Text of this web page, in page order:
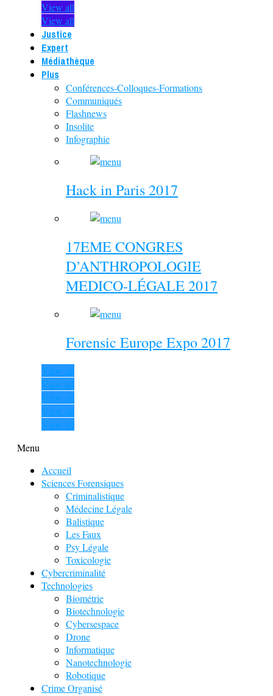
View all
View all
Justice
Expert
Médiathèque
Plus
Conférences-Colloques-Formations
Communiqués
Flashnews
Insolite
Infographie
Hack in Paris 2017
17EME CONGRES
D’ANTHROPOLOGIE
MEDICO-LÉGALE 2017
Forensic Europe Expo 2017
View all
View all
View all
View all
View all
Menu
Accueil
Sciences Forensiques
Criminalistique
Médecine Légale
Balistique
Les Faux
Psy Légale
Toxicologie
Cybercriminalité
Technologies
Biométrie
Biotechnologie
Cybersespace
Drone
Informatique
Nanotechnologie
Robotique
Crime Organisé